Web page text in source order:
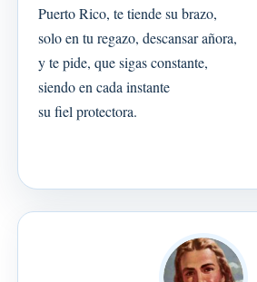
Puerto Rico, te tiende su brazo,
solo en tu regazo, descansar añora,
y te pide, que sigas constante,
siendo en cada instante
su fiel protectora.